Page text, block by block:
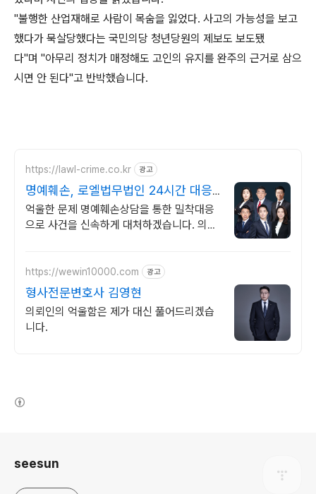
"불행한 산업재해로 사람이 목숨을 잃었다. 사고의 가능성을 보고
했다가 묵살당했다는 국민의당 청년당원의 제보도 보도됐
다"며 "아무리 정치가 매정해도 고인의 유지를 완주의 근거로 삼으
시면 안 된다"고 반박했습니다.
https://lawl-crime.co.kr 광고
명예훼손, 로엘법무법인 24시간 대응
솔루션 구축
억울한 문제 명예훼손상담을 통한 밀착대응
으로 사건을 신속하게 대처하겠습니다. 의뢰
https://wewin10000.com 광고
형사전문변호사 김영현
의뢰인의 억울함은 제가 대신 풀어드리겠습
니다.
seesun